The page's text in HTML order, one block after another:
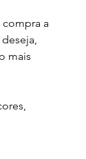
compra a
deseja,
mais